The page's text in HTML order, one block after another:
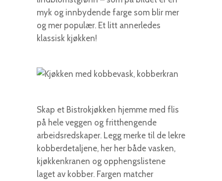
myk og innbydende farge som blir mer
og mer populær. Et litt annerledes
klassisk kjøkken!
Skap et Bistrokjøkken hjemme med flis
på hele veggen og fritthengende
arbeidsredskaper. Legg merke til de lekre
kobberdetaljene, her her både vasken,
kjøkkenkranen og opphengslistene
laget av kobber. Fargen matcher